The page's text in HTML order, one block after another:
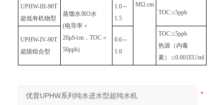
MΩ.cm
UPHW-III-90T
超低有机物型
蒸馏水/RO水
(电导率＜
20μS/cm，TOC＜
50ppb)
1.0～
1.5
TOC:≤5ppb
UPHW-IV-90T
超级组合型
0.6～
1.0
TOC:≤5ppb
热源（内毒
素）:≤0.001EU/ml